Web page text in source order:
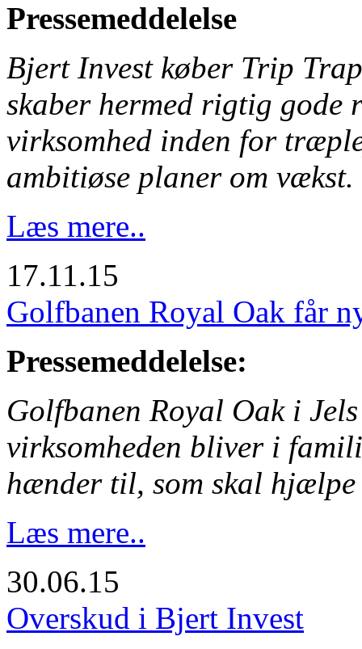
Pressemeddelelse
Bjert Invest køber Trip
skaber hermed rigtig gode
virksomhed inden for
ambitiøse planer om vækst.
Læs mere..
17.11.15
Golfbanen Royal Oak får
Pressemeddelelse:
Golfbanen Royal Oak i
virksomheden bliver i
hænder til, som skal
Læs mere..
30.06.15
Overskud i Bjert Invest